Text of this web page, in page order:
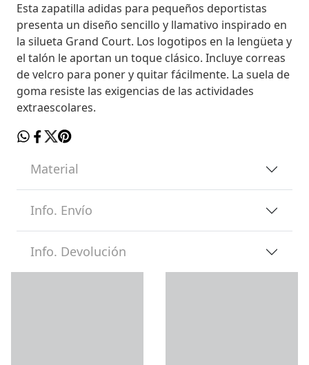
Esta zapatilla adidas para pequeños deportistas
presenta un diseño sencillo y llamativo inspirado en
la silueta Grand Court. Los logotipos en la lengüeta y
el talón le aportan un toque clásico. Incluye correas
de velcro para poner y quitar fácilmente. La suela de
goma resiste las exigencias de las actividades
extraescolares.
Material
Info. Envío
Info. Devolución